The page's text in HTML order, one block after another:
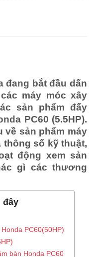
đang bắt đầu dấn
máy móc xây
sản phẩm đấy
PC60 (5.5HP).
về sản phẩm máy
thông số kỹ thuật,
động xem sản
gì các thương
đây
PC60(50HP)
bàn Honda PC60